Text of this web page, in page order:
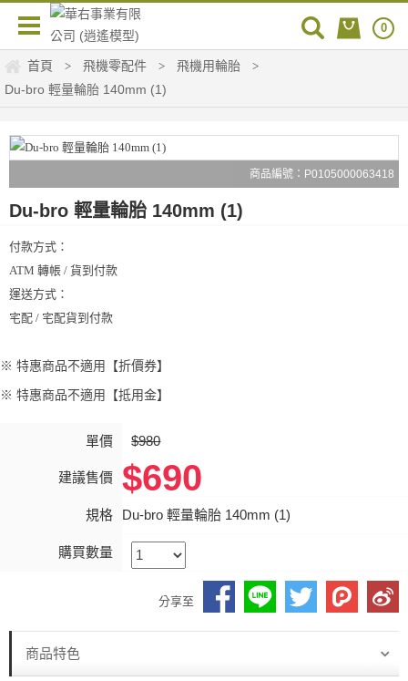
0
首頁 > 飛機零配件 > 飛機用輪胎 >
Du-bro 輕量輪胎 140mm (1)
商品編號：P0105000063418
Du-bro 輕量輪胎 140mm (1)
付款方式：
ATM 轉帳 / 貨到付款
運送方式：
宅配 / 宅配貨到付款
※ 特惠商品不適用【折價券】
※ 特惠商品不適用【抵用金】
單價 $980
建議售價 $690
規格 Du-bro 輕量輪胎 140mm (1)
購買數量
分享至
商品特色